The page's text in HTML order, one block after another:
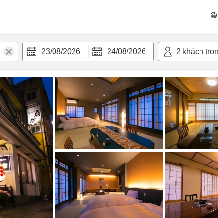
23/08/2026 24/08/2026 2 khách
bật Tiện nghi